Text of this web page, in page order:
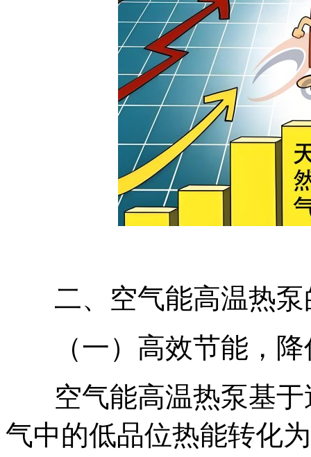
二、空气能高温热
（一）高效节能，
空气能高温热泵基
气中的低品位热能转化